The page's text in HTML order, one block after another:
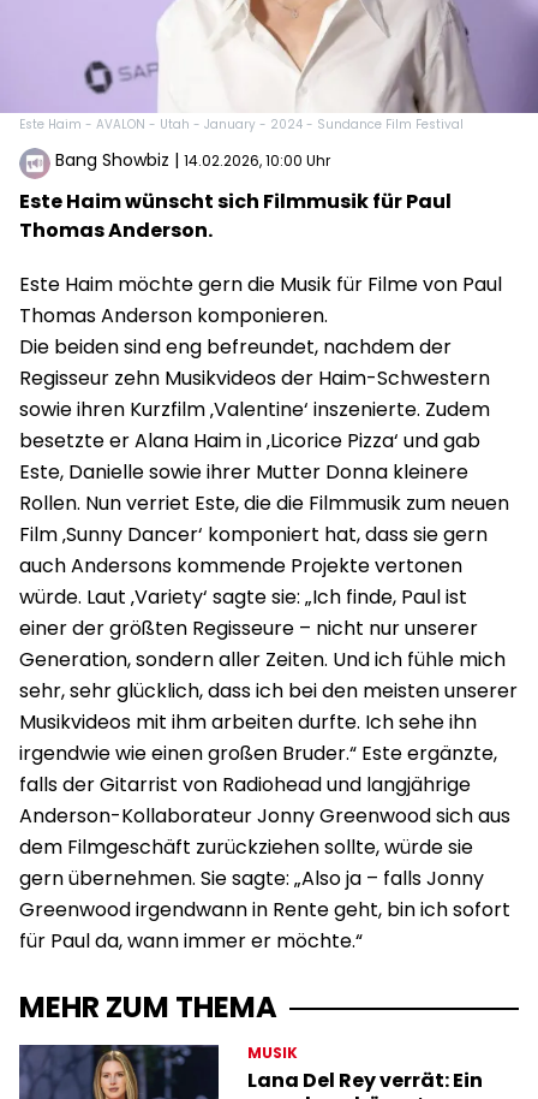
Este Haim - AVALON - Utah - January - 2024 - Sundance Film Festival
Bang Showbiz | 14.02.2026, 10:00 Uhr
Este Haim wünscht sich Filmmusik für Paul
Thomas Anderson.
Este Haim möchte gern die Musik für Filme von Paul
Thomas Anderson komponieren.
Die beiden sind eng befreundet, nachdem der
Regisseur zehn Musikvideos der Haim-Schwestern
sowie ihren Kurzfilm ‚Valentine‘ inszenierte. Zudem
besetzte er Alana Haim in ‚Licorice Pizza‘ und gab
Este, Danielle sowie ihrer Mutter Donna kleinere
Rollen. Nun verriet Este, die die Filmmusik zum neuen
Film ‚Sunny Dancer‘ komponiert hat, dass sie gern
auch Andersons kommende Projekte vertonen
würde. Laut ‚Variety‘ sagte sie: „Ich finde, Paul ist
einer der größten Regisseure – nicht nur unserer
Generation, sondern aller Zeiten. Und ich fühle mich
sehr, sehr glücklich, dass ich bei den meisten unserer
Musikvideos mit ihm arbeiten durfte. Ich sehe ihn
irgendwie wie einen großen Bruder.“ Este ergänzte,
falls der Gitarrist von Radiohead und langjährige
Anderson-Kollaborateur Jonny Greenwood sich aus
dem Filmgeschäft zurückziehen sollte, würde sie
gern übernehmen. Sie sagte: „Also ja – falls Jonny
Greenwood irgendwann in Rente geht, bin ich sofort
für Paul da, wann immer er möchte.“
MEHR ZUM THEMA
MUSIK
Lana Del Rey verrät: Ein